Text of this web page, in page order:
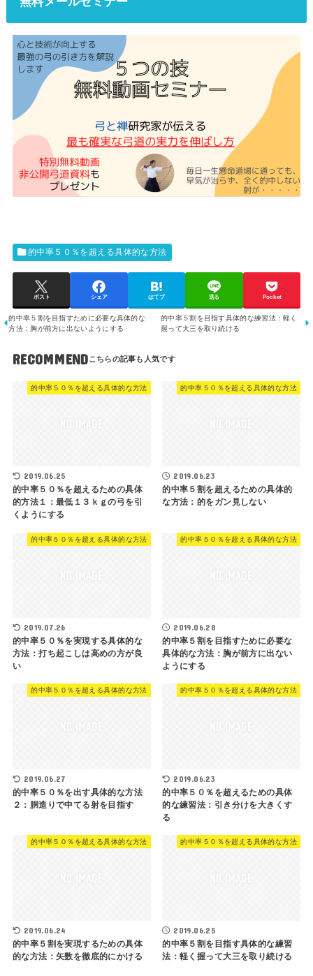
的中率５０％を超える具体的な方法
ポスト シェア はてブ 送る Pocket
的中率５割を目指すために必要な具体的な
方法：胸が前方に出ないようにする
的中率５割を目指す具体的な練習法：軽く
握って大三を取り続ける
RECOMMEND
的中率５０％を超える具体的な方法
2019.06.25
的中率５０％を超えるための具体
的方法１：最低１３ｋｇの弓を引
くようにする
的中率５０％を超える具体的な方法
2019.06.23
的中率５割を超えるための具体的
な方法：的をガン見しない
的中率５０％を超える具体的な方法
2019.07.26
的中率５０％を実現する具体的な
方法：打ち起こしは高めの方が良
い
的中率５０％を超える具体的な方法
2019.06.28
的中率５割を目指すために必要な
具体的な方法：胸が前方に出ない
ようにする
的中率５０％を超える具体的な方法
2019.06.27
的中率５０％を出す具体的な方法
２：胴造りで中てる射を目指す
的中率５０％を超える具体的な方法
2019.06.23
的中率５０％を超えるための具体
的な練習法：引き分けを大きくす
る
的中率５０％を超える具体的な方法
2019.06.24
的中率５割を実現するための具体
的な方法：矢数を徹底的にかける
的中率５０％を超える具体的な方法
2019.06.25
的中率５割を目指す具体的な練習
法：軽く握って大三を取り続ける